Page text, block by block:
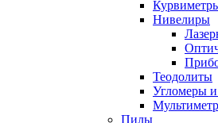
Нивелиры
Теодолиты
Угломеры
Пилы